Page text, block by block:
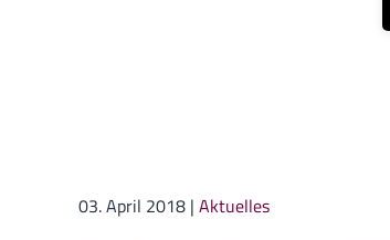
03. April 2018 | Aktuelles